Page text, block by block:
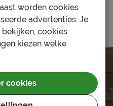
bedbodem
truffel eiken
spaanplaat gefineerd
Afnemen met een vochtig
doekje
3 jaar garantie
worden cookies
advertenties. Je
bekijken, cookies
kiezen welke
cookies